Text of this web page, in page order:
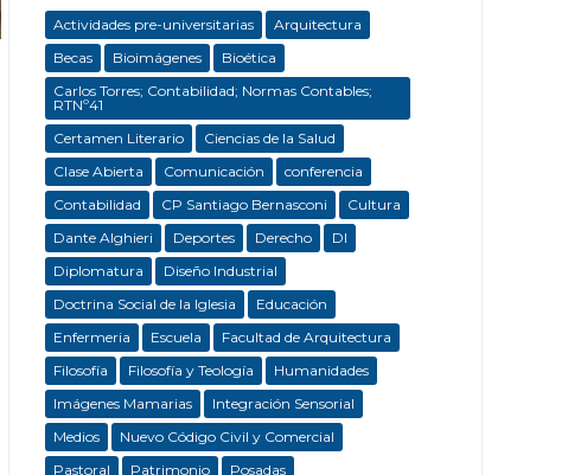
Actividades pre-universitarias
Arquitectura
Becas
Bioimágenes
Bioética
Carlos Torres; Contabilidad; Normas Contables;
RTNº41
Certamen Literario
Ciencias de la Salud
Clase Abierta
Comunicación
conferencia
Contabilidad
CP Santiago Bernasconi
Cultura
Dante Alghieri
Deportes Derecho
DI
Diplomatura
Diseño Industrial
Doctrina Social de la Iglesia
Educación
Enfermeria
Escuela
Facultad de Arquitectura
Filosofía
Filosofía y Teología
Humanidades
Imágenes Mamarias
Integración Sensorial
Medios
Nuevo Código Civil y Comercial
Pastoral
Patrimonio
Posadas